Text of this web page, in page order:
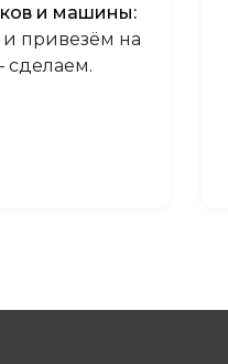
и машины:
и привезём на
сделаем.